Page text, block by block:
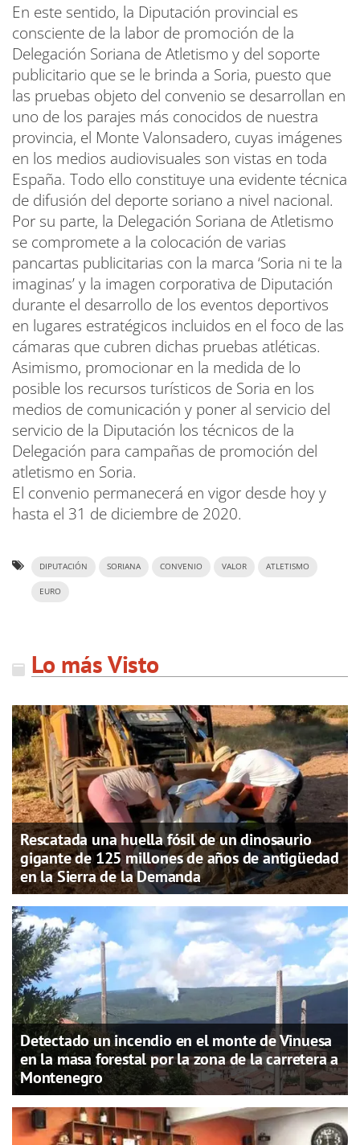
En este sentido, la Diputación provincial es
consciente de la labor de promoción de la
Delegación Soriana de Atletismo y del soporte
publicitario que se le brinda a Soria, puesto que
las pruebas objeto del convenio se desarrollan en
uno de los parajes más conocidos de nuestra
provincia, el Monte Valonsadero, cuyas imágenes
en los medios audiovisuales son vistas en toda
España. Todo ello constituye una evidente técnica
de difusión del deporte soriano a nivel nacional.
Por su parte, la Delegación Soriana de Atletismo
se compromete a la colocación de varias
pancartas publicitarias con la marca ‘Soria ni te la
imaginas’ y la imagen corporativa de Diputación
durante el desarrollo de los eventos deportivos
en lugares estratégicos incluidos en el foco de las
cámaras que cubren dichas pruebas atléticas.
Asimismo, promocionar en la medida de lo
posible los recursos turísticos de Soria en los
medios de comunicación y poner al servicio del
servicio de la Diputación los técnicos de la
Delegación para campañas de promoción del
atletismo en Soria.
El convenio permanecerá en vigor desde hoy y
hasta el 31 de diciembre de 2020.
DIPUTACIÓN SORIANA CONVENIO VALOR ATLETISMO
EURO
Lo más Visto
Rescatada una huella fósil de un dinosaurio
gigante de 125 millones de años de antigüedad
en la Sierra de la Demanda
Detectado un incendio en el monte de Vinuesa
en la masa forestal por la zona de la carretera a
Montenegro